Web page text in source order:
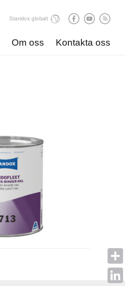
Standox globalt
Om oss Kontakta oss